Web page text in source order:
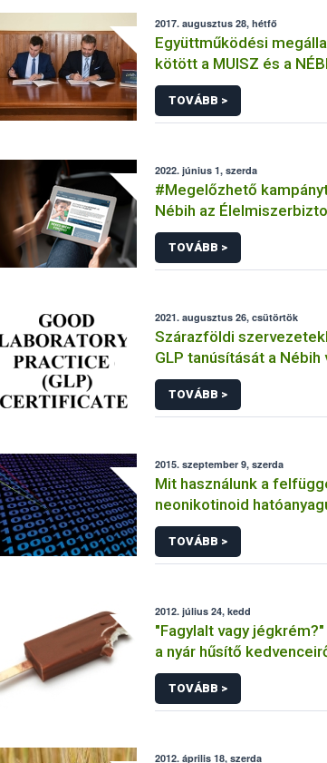
2017. augusztus 28, hétfő
Együttműködési
kötött a MUISZ és a
TOVÁBB >
2022. június 1, szerda
#Megelőzhető
Nébih az
Világnap alkalmából
TOVÁBB >
2021. augusztus 26, csütörtök
Szárazföldi
GLP tanúsítását a
ökotoxikológiai
TOVÁBB >
2015. szeptember 9, szerda
Mit használunk a
neonikotinoid
szerek helyett?
TOVÁBB >
2012. július 24, kedd
"Fagylalt vagy
a nyár hűsítő
TOVÁBB >
2012. április 18, szerda